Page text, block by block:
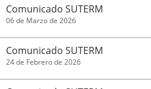
Comunicado SUTERM
06 de Marzo de 2026
Comunicado SUTERM
24 de Febrero de 2026